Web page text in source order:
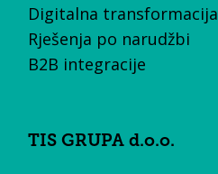
Digitalna transformacija
Rješenja po narudžbi
B2B integracije
TIS GRUPA d.o.o.